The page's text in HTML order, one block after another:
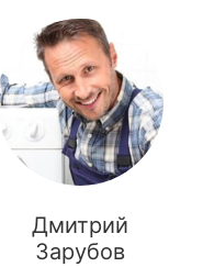
Дмитрий
Зарубов